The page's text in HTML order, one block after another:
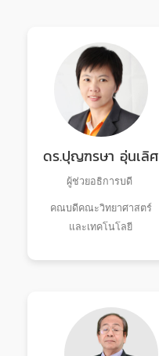
ดร.ปุญฑรษา อุ่นเลิศ
ผู้ช่วยอธิการบดี
คณบดีคณะวิทยาศาสตร์
และเทคโนโลยี